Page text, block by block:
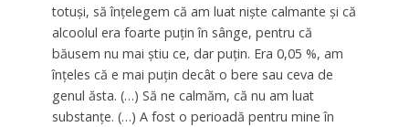
totuși, să înțelegem că am luat niște calmante și că
alcoolul era foarte puțin în sânge, pentru că
băusem nu mai știu ce, dar puțin. Era 0,05 %, am
înțeles că e mai puțin decât o bere sau ceva de
genul ăsta. (…) Să ne calmăm, că nu am luat
substanțe. (…) A fost o perioadă pentru mine în